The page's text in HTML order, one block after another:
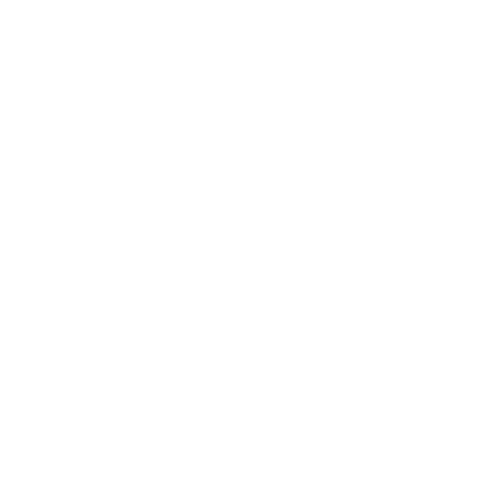
させていただ
をご了承くださ
御機器販売店・
ようお願いしま
にご登録され
社の共同利用者
) : 1000ppm、
ない年数を意
貨物等」とい
これらの製造装
通知します。
、取り引きをい
ムロン制御